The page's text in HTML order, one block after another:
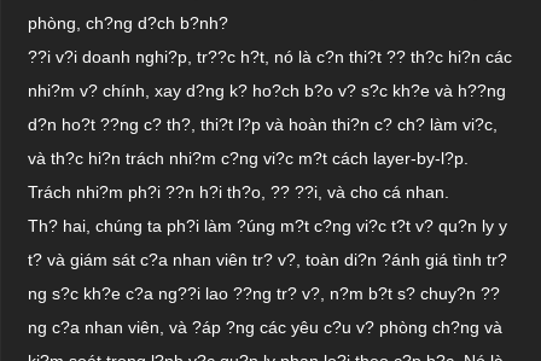
phòng, ch?ng d?ch b?nh?
??i v?i doanh nghi?p, tr??c h?t, nó là c?n thi?t ?? th?c hi?n các
nhi?m v? chính, xay d?ng k? ho?ch b?o v? s?c kh?e và h??ng
d?n ho?t ??ng c? th?, thi?t l?p và hoàn thi?n c? ch? làm vi?c,
và th?c hi?n trách nhi?m c?ng vi?c m?t cách layer-by-l?p.
Trách nhi?m ph?i ??n h?i th?o, ?? ??i, và cho cá nhan.
Th? hai, chúng ta ph?i làm ?úng m?t c?ng vi?c t?t v? qu?n ly y
t? và giám sát c?a nhan viên tr? v?, toàn di?n ?ánh giá tình tr?
ng s?c kh?e c?a ng??i lao ??ng tr? v?, n?m b?t s? chuy?n ??
ng c?a nhan viên, và ?áp ?ng các yêu c?u v? phòng ch?ng và